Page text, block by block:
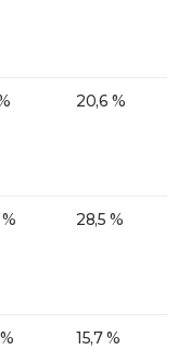
20,6 %
28,5 %
15,7 %